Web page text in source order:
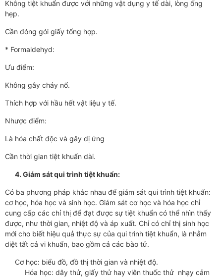
Không tiệt khuẩn được với những vật dụng y tế dài, lòng ống
hẹp.
Cần đóng gói giấy tổng hợp.
* Formaldehyd:
Ưu điểm:
Không gây cháy nổ.
Thích hợp với hầu hết vật liệu y tế.
Nhược điểm:
Là hóa chất độc và gây dị ứng
Cần thời gian tiệt khuẩn dài.
4. Giám sát qui trình tiệt khuẩn:
Có ba phương pháp khác nhau để giám sát qui trình tiệt khuẩn:
cơ học, hóa học và sinh học. Giám sát cơ học và hóa học chỉ
cung cấp các chỉ thị để đạt được sự tiệt khuẩn có thể nhìn thấy
được, như thời gian, nhiệt độ và áp xuất. Chỉ có chỉ thị sinh học
mới cho biết hiệu quả thực sự của qui trình tiệt khuẩn, là nhằm
diệt tất cả vi khuẩn, bao gồm cả các bào tử.
Cơ học: biểu đồ, đồ thị thời gian và nhiệt độ.
Hóa học: dây thử, giấy thử hay viên thuốc thử nhạy cảm